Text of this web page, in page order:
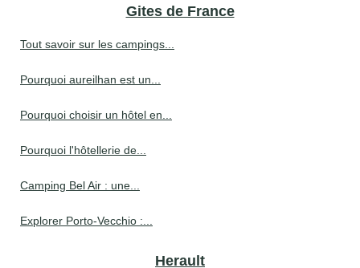
Gites de France
Tout savoir sur les campings...
Pourquoi aureilhan est un...
Pourquoi choisir un hôtel en...
Pourquoi l'hôtellerie de...
Camping Bel Air : une...
Explorer Porto-Vecchio :...
Herault